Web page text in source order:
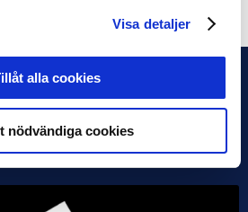
Visa detaljer
alla cookies
nödvändiga cookies